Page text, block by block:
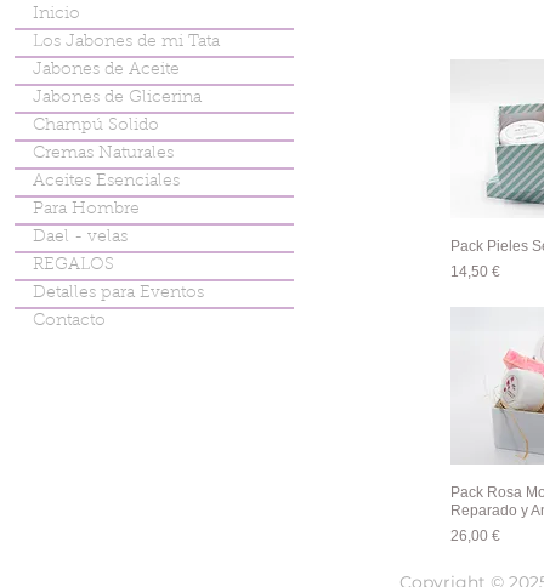
Inicio
Los Jabones de mi Tata
Jabones de Aceite
Jabones de Glicerina
Champú Solido
Cremas Naturales
Aceites Esenciales
Para Hombre
Dael - velas
REGALOS
Detalles para Eventos
Contacto
Pack Pieles
Precio
14,50 €
Pack Rosa
Reparado y
Precio
26,00 €
Copyright ©